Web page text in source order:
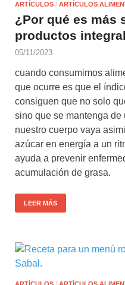
ARTÍCULOS / ARTÍCULOS
¿Por qué es más
productos
05/11/2023
cuando consumimos
que ocurre es que el
consiguen que no solo
sino que se mantenga de
nuestro cuerpo vaya
azúcar en energía a un
ayuda a prevenir
acumulación de grasa.
LEER MÁS